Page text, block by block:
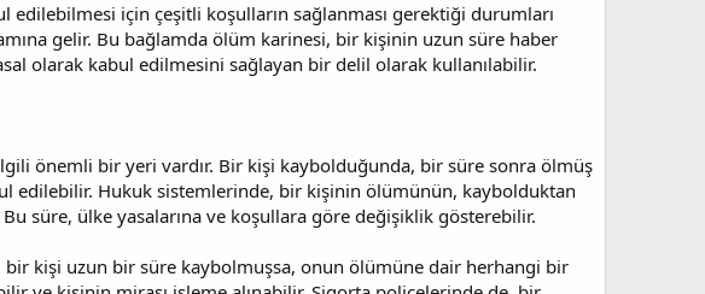
için çeşitli koşulların sağlanması gerektiği durumları
gelir. Bu bağlamda ölüm karinesi, bir kişinin uzun süre haber
olarak kabul edilmesini sağlayan bir delil olarak kullanılabilir.
önemli bir yeri vardır. Bir kişi kaybolduğunda, bir süre sonra ölmüş
edilebilir. Hukuk sistemlerinde, bir kişinin ölümünün, kaybolduktan
süre, ülke yasalarına ve koşullara göre değişiklik gösterebilir.
kişi uzun bir süre kaybolmuşsa, onun ölümüne dair herhangi bir